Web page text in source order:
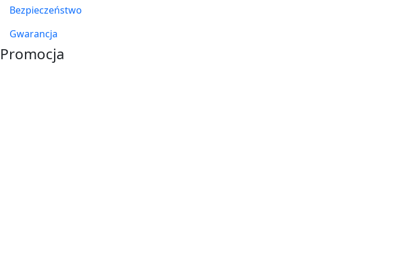
Bezpieczeństwo
Gwarancja
Promocja